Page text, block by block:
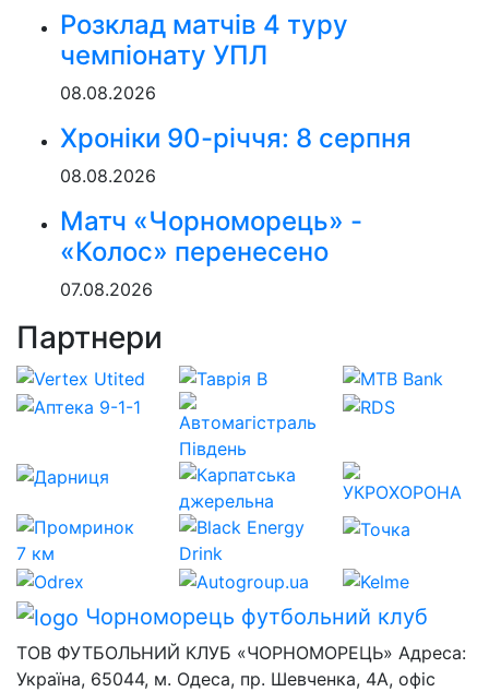
Розклад матчів 4 туру
чемпіонату УПЛ
08.08.2026
Хроніки 90-річчя: 8 серпня
08.08.2026
Матч «Чорноморець» -
«Колос» перенесено
07.08.2026
Партнери
Чорноморець футбольний клуб
ТОВ ФУТБОЛЬНИЙ КЛУБ «ЧОРНОМОРЕЦЬ» Адреса:
Україна, 65044, м. Одеса, пр. Шевченка, 4А, офіс